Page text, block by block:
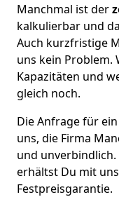
Manchmal ist der
kalkulierbar und
Auch kurzfristige
uns kein Problem.
Kapazitäten und
gleich noch.
Die Anfrage für
uns, die Firma
und
erhältst Du mit
Festpreisgarantie.